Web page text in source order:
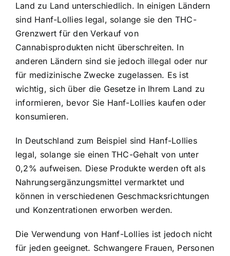
Land zu Land unterschiedlich. In einigen Ländern
sind Hanf-Lollies legal, solange sie den THC-
Grenzwert für den Verkauf von
Cannabisprodukten nicht überschreiten. In
anderen Ländern sind sie jedoch illegal oder nur
für medizinische Zwecke zugelassen. Es ist
wichtig, sich über die Gesetze in Ihrem Land zu
informieren, bevor Sie Hanf-Lollies kaufen oder
konsumieren.
In Deutschland zum Beispiel sind Hanf-Lollies
legal, solange sie einen THC-Gehalt von unter
0,2% aufweisen. Diese Produkte werden oft als
Nahrungsergänzungsmittel vermarktet und
können in verschiedenen Geschmacksrichtungen
und Konzentrationen erworben werden.
Die Verwendung von Hanf-Lollies ist jedoch nicht
für jeden geeignet. Schwangere Frauen, Personen